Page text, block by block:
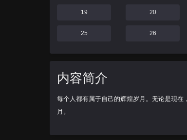
19 20
25 26
内容简介
每个人都有属于自己的辉煌岁月。无论是现
月。